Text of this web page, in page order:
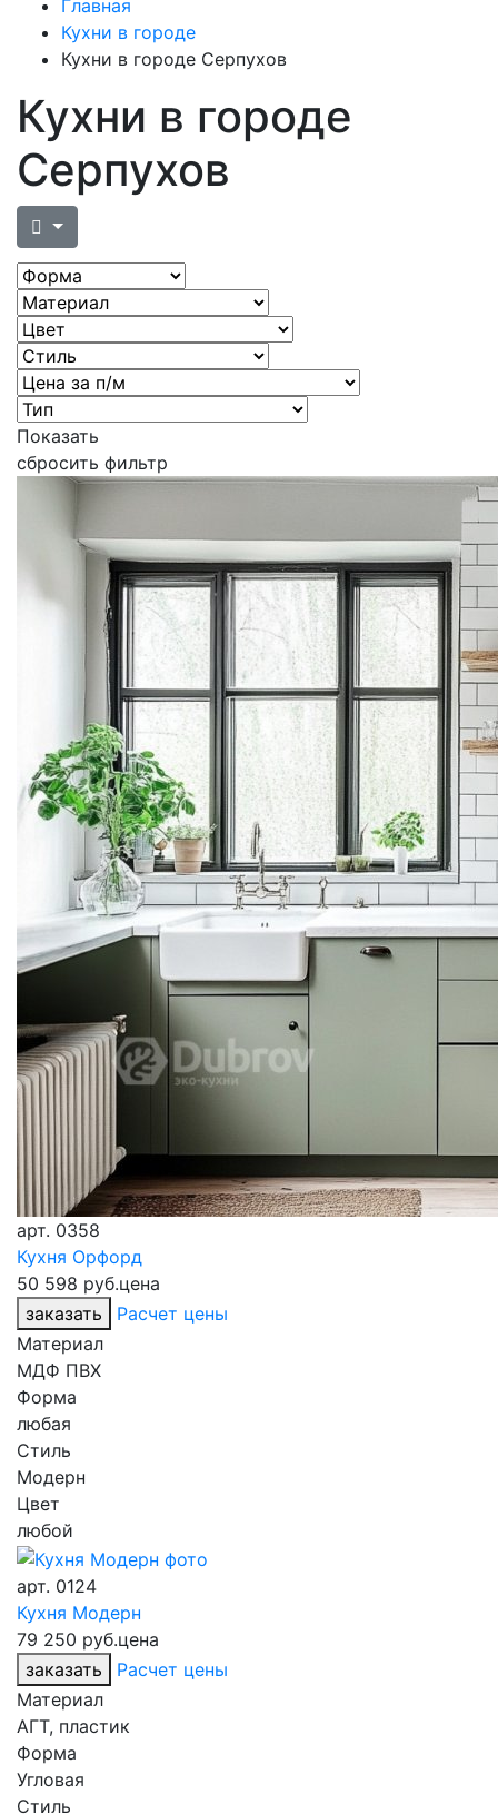
Главная
Кухни в городе
Кухни в городе Серпухов
Кухни в городе
Серпухов
Показать
сбросить фильтр
арт. 0358
Кухня Орфорд
50 598 руб.цена
заказать
Расчет цены
Материал
МДФ ПВХ
Форма
любая
Стиль
Модерн
Цвет
любой
арт. 0124
Кухня Модерн
79 250 руб.цена
заказать
Расчет цены
Материал
АГТ, пластик
Форма
Угловая
Стиль